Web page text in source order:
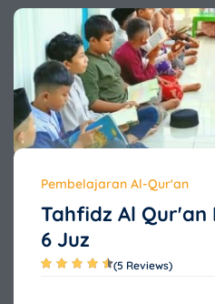
Pembelajaran Al-Qur'an
Tahfidz Al
6 Juz
(5 Reviews)